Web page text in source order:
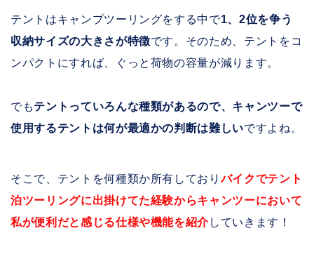
テントはキャンプツーリングをする中で1、2位を争う
収納サイズの大きさが特徴です。そのため、テントをコ
ンパクトにすれば、ぐっと荷物の容量が減ります。
でもテントっていろんな種類があるので、キャンツーで
使用するテントは何が最適かの判断は難しいですよね。
そこで、テントを何種類か所有しておりバイクでテント
泊ツーリングに出掛けてた経験からキャンツーにおいて
私が便利だと感じる仕様や機能を紹介していきます！